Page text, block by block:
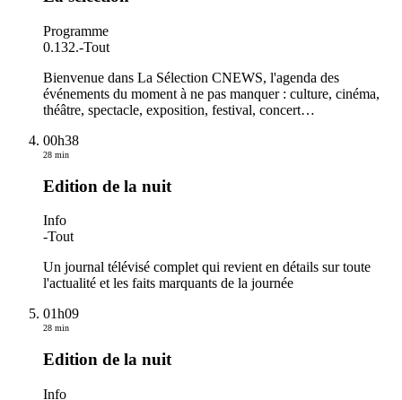
Programme
0.132.-Tout
Bienvenue dans La Sélection CNEWS, l'agenda des
événements du moment à ne pas manquer : culture, cinéma,
théâtre, spectacle, exposition, festival, concert…
00h38
28 min
Edition de la nuit
Info
-Tout
Un journal télévisé complet qui revient en détails sur toute
l'actualité et les faits marquants de la journée
01h09
28 min
Edition de la nuit
Info